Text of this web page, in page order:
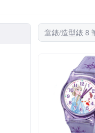
童錶/造型錶 8